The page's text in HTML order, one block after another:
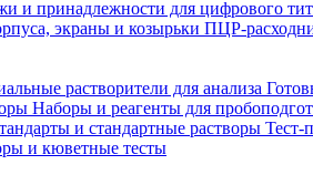
и принадлежности для цифрового
экраны и козырьки ПЦР-
растворители для анализа
Наборы и реагенты для
и стандартные растворы Тест-
и кюветные тесты